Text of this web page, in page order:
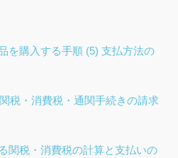
を購入する手順 (5) 支払方法の
税・消費税・通関手続きの請求
関税・消費税の計算と支払いの